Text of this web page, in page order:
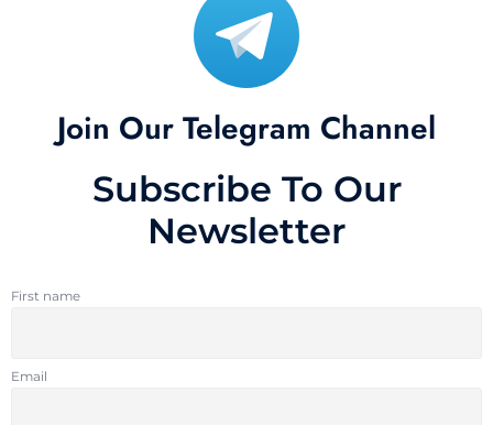
Join Our Telegram Channel
Subscribe To Our
Newsletter
First name
Email